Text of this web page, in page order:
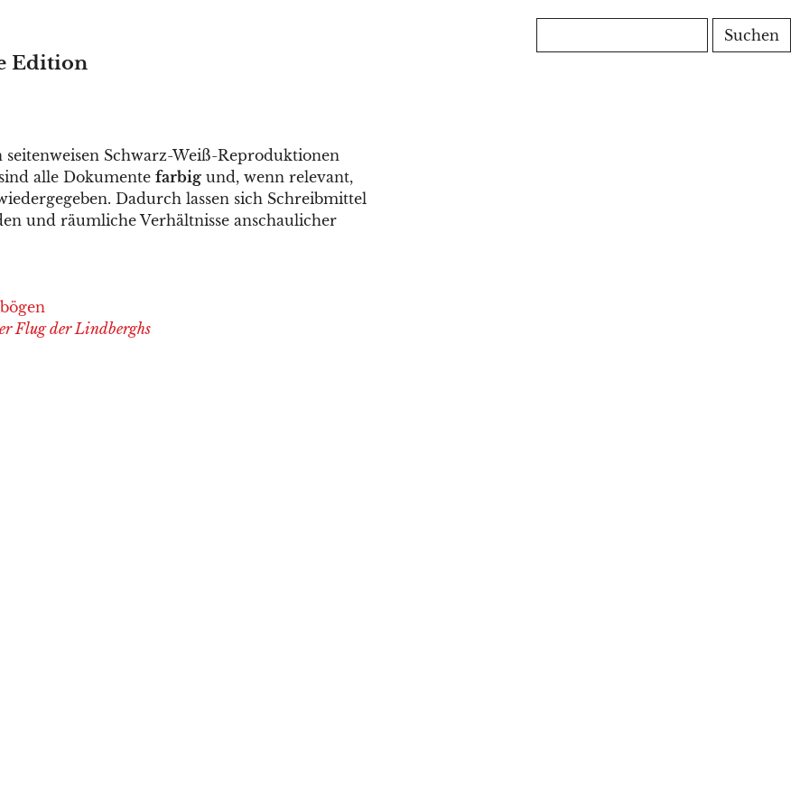
Edition
seitenweisen Schwarz-Weiß-Reproduktionen
alle Dokumente farbig und, wenn relevant,
Dadurch lassen sich Schreibmittel
und räumliche Verhältnisse anschaulicher
Flug der Lindberghs